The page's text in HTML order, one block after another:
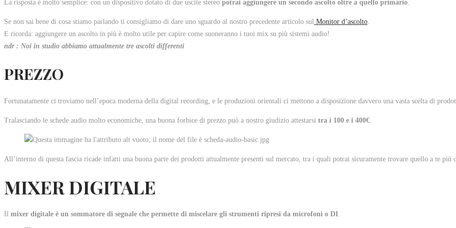
La risposta è molto semplice: con un dispositivo dotato di due uscite stereo potrai aggiungere un secondo ascolto oltre a quello primario.
Se non sai bene di cosa stiamo parlando ti consigliamo di dare uno sguardo al nostro precedente articolo sul Monitor d’ascolto.
E ricorda: aggiungere un ascolto in più è molto utile per capire come suoneranno i tuoi mix su più sistemi audio!
ndr : Noi in studio abbiamo attualmente tre ascolti differenti
PREZZO
Fortunatamente ci troviamo nell’epoca moderna della digital recording, e le produzioni orientali ci mettono a disposizione davvero una vasta scelta di
Tralasciando le schede audio molto economiche, una buona forbice di prezzo può a nostro giudizio attestarsi tra i 100 e i 400€.
All’interno di questa fascia ricade infatti una buona parte dei prodotti attualmente presenti sul mercato, tra i quali potrai sicuramente trovare quello a te più
MIXER DIGITALE
Il mixer digitale è un sommatore di segnale che permette di miscelare gli strumenti ripresi da microfoni o DI.